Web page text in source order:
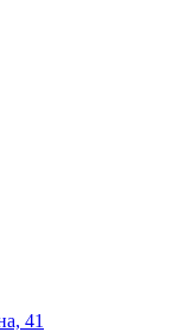
41